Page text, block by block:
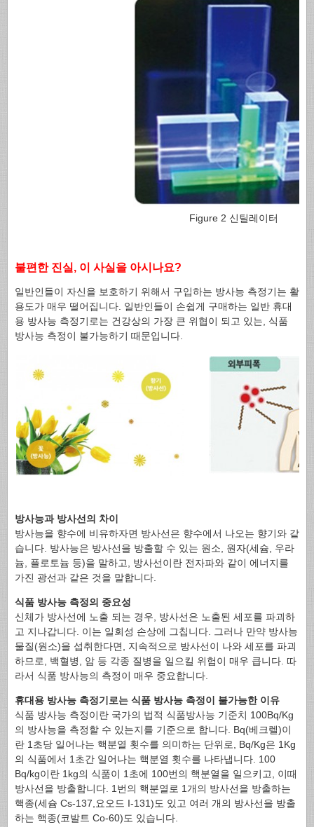
Figure 2 신틸레이터
불편한 진실, 이 사실을 아시나요?
일반인들이 자신을 보호하기 위해서 구입하는 방사능 측정기는 활
용도가 매우 떨어집니다. 일반인들이 손쉽게 구매하는 일반 휴대
용 방사능 측정기로는 건강상의 가장 큰 위협이 되고 있는, 식품
방사능 측정이 불가능하기 때문입니다.
방사능과 방사선의 차이
방사능을 향수에 비유하자면 방사선은 향수에서 나오는 향기와 같
습니다. 방사능은 방사선을 방출할 수 있는 원소, 원자(세슘, 우라
늄, 플로토늄 등)을 말하고, 방사선이란 전자파와 같이 에너지를
가진 광선과 같은 것을 말합니다.
식품 방사능 측정의 중요성
신체가 방사선에 노출 되는 경우, 방사선은 노출된 세포를 파괴하
고 지나갑니다. 이는 일회성 손상에 그칩니다. 그러나 만약 방사능
물질(원소)을 섭취한다면, 지속적으로 방사선이 나와 세포를 파괴
하므로, 백혈병, 암 등 각종 질병을 일으킬 위험이 매우 큽니다. 따
라서 식품 방사능의 측정이 매우 중요합니다.
휴대용 방사능 측정기로는 식품 방사능 측정이 불가능한 이유
식품 방사능 측정이란 국가의 법적 식품방사능 기준치 100Bq/Kg
의 방사능을 측정할 수 있는지를 기준으로 합니다. Bq(베크렐)이
란 1초당 일어나는 핵분열 횟수를 의미하는 단위로, Bq/Kg은 1Kg
의 식품에서 1초간 일어나는 핵분열 횟수를 나타냅니다. 100
Bq/kg이란 1kg의 식품이 1초에 100번의 핵분열을 일으키고, 이때
방사선을 방출합니다. 1번의 핵분열로 1개의 방사선을 방출하는
핵종(세슘 Cs-137,요오드 I-131)도 있고 여러 개의 방사선을 방출
하는 핵종(코발트 Co-60)도 있습니다.